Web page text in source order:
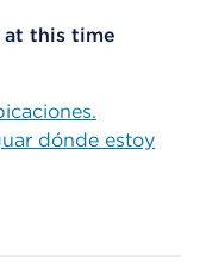
this time
dónde estoy